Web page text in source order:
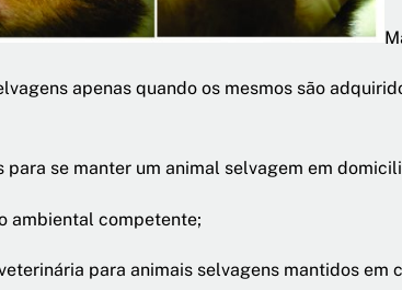
apenas quando os mesmos são
se manter um animal selvagem em
ambiental competente;
para animais selvagens mantidos em